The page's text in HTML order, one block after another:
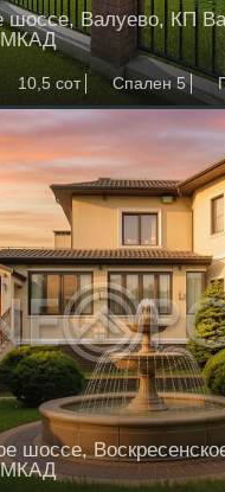
шоссе, Валуево, КП
МКАД
10,5 сот Спален 5
шоссе,
МКАД